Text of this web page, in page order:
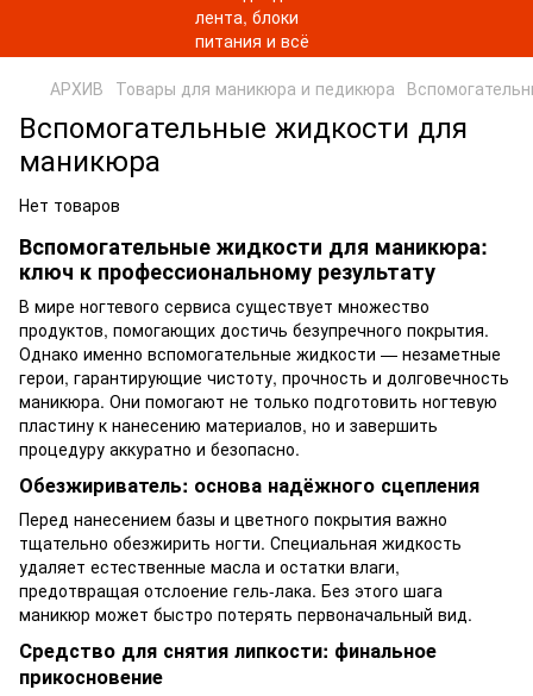
АРХИВ Товары для маникюра и педикюра
Вспомогательные жидкости для
маникюра
Нет товаров
Вспомогательные жидкости для маникюра:
ключ к профессиональному результату
В мире ногтевого сервиса существует множество
продуктов, помогающих достичь безупречного покрытия.
Однако именно вспомогательные жидкости — незаметные
герои, гарантирующие чистоту, прочность и долговечность
маникюра. Они помогают не только подготовить ногтевую
пластину к нанесению материалов, но и завершить
процедуру аккуратно и безопасно.
Обезжириватель: основа надёжного сцепления
Перед нанесением базы и цветного покрытия важно
тщательно обезжирить ногти. Специальная жидкость
удаляет естественные масла и остатки влаги,
предотвращая отслоение гель-лака. Без этого шага
маникюр может быстро потерять первоначальный вид.
Средство для снятия липкости: финальное
прикосновение